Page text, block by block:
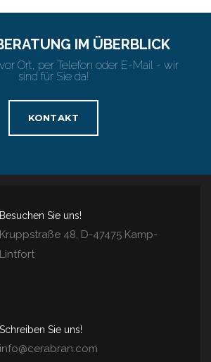
IM ÜBERBLICK
Ort, per Telefon oder E-Mail - wir
sind für Sie da!
KONTAKT
Besuchen Sie uns!
Kruppstraße 48, D-47475 Kamp-
Lintfort
Schreiben Sie uns!
info@cerabran.com